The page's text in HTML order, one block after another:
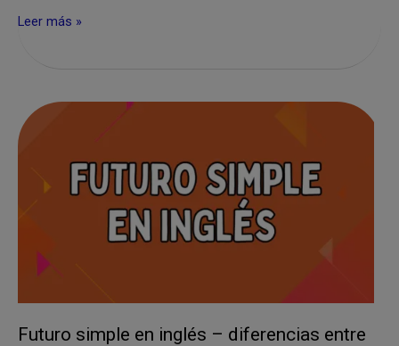
Reported
Qué
es
Leer más »
Futuro simple en inglés – diferencias entre